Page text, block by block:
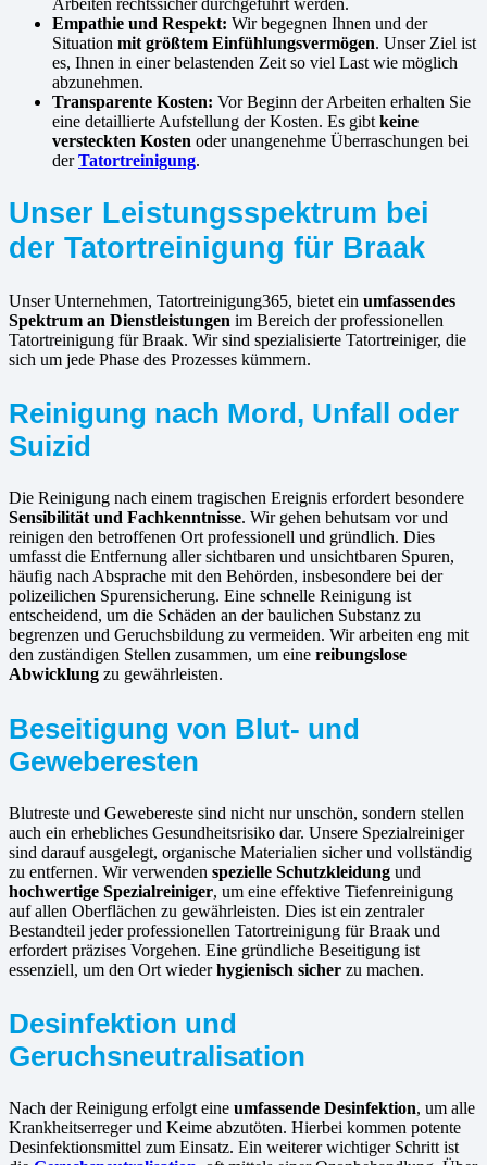
Arbeiten rechtssicher durchgeführt werden.
Empathie und Respekt: Wir begegnen Ihnen und der
Situation mit größtem Einfühlungsvermögen. Unser Ziel ist
es, Ihnen in einer belastenden Zeit so viel Last wie möglich
abzunehmen.
Transparente Kosten: Vor Beginn der Arbeiten erhalten Sie
eine detaillierte Aufstellung der Kosten. Es gibt keine
versteckten Kosten oder unangenehme Überraschungen bei
derTatortreinigung.
Unser Leistungsspektrum bei
der Tatortreinigung für Braak
Unser Unternehmen, Tatortreinigung365, bietet ein umfassendes
Spektrum an Dienstleistungen im Bereich der professionellen
Tatortreinigung für Braak. Wir sind spezialisierte Tatortreiniger, die
sich um jede Phase des Prozesses kümmern.
Reinigung nach Mord, Unfall oder
Suizid
Die Reinigung nach einem tragischen Ereignis erfordert besondere
Sensibilität und Fachkenntnisse. Wir gehen behutsam vor und
reinigen den betroffenen Ort professionell und gründlich. Dies
umfasst die Entfernung aller sichtbaren und unsichtbaren Spuren,
häufig nach Absprache mit den Behörden, insbesondere bei der
polizeilichen Spurensicherung. Eine schnelle Reinigung ist
entscheidend, um die Schäden an der baulichen Substanz zu
begrenzen und Geruchsbildung zu vermeiden. Wir arbeiten eng mit
den zuständigen Stellen zusammen, um eine reibungslose
Abwicklung zu gewährleisten.
Beseitigung von Blut- und
Geweberesten
Blutreste und Gewebereste sind nicht nur unschön, sondern stellen
auch ein erhebliches Gesundheitsrisiko dar. Unsere Spezialreiniger
sind darauf ausgelegt, organische Materialien sicher und vollständig
zu entfernen. Wir verwenden spezielle Schutzkleidung und
hochwertige Spezialreiniger, um eine effektive Tiefenreinigung
auf allen Oberflächen zu gewährleisten. Dies ist ein zentraler
Bestandteil jeder professionellen Tatortreinigung für Braak und
erfordert präzises Vorgehen. Eine gründliche Beseitigung ist
essenziell, um den Ort wiederhygienisch sicher zu machen.
Desinfektion und
Geruchsneutralisation
Nach der Reinigung erfolgt eine umfassende Desinfektion, um alle
Krankheitserreger und Keime abzutöten. Hierbei kommen potente
Desinfektionsmittel zum Einsatz. Ein weiterer wichtiger Schritt ist